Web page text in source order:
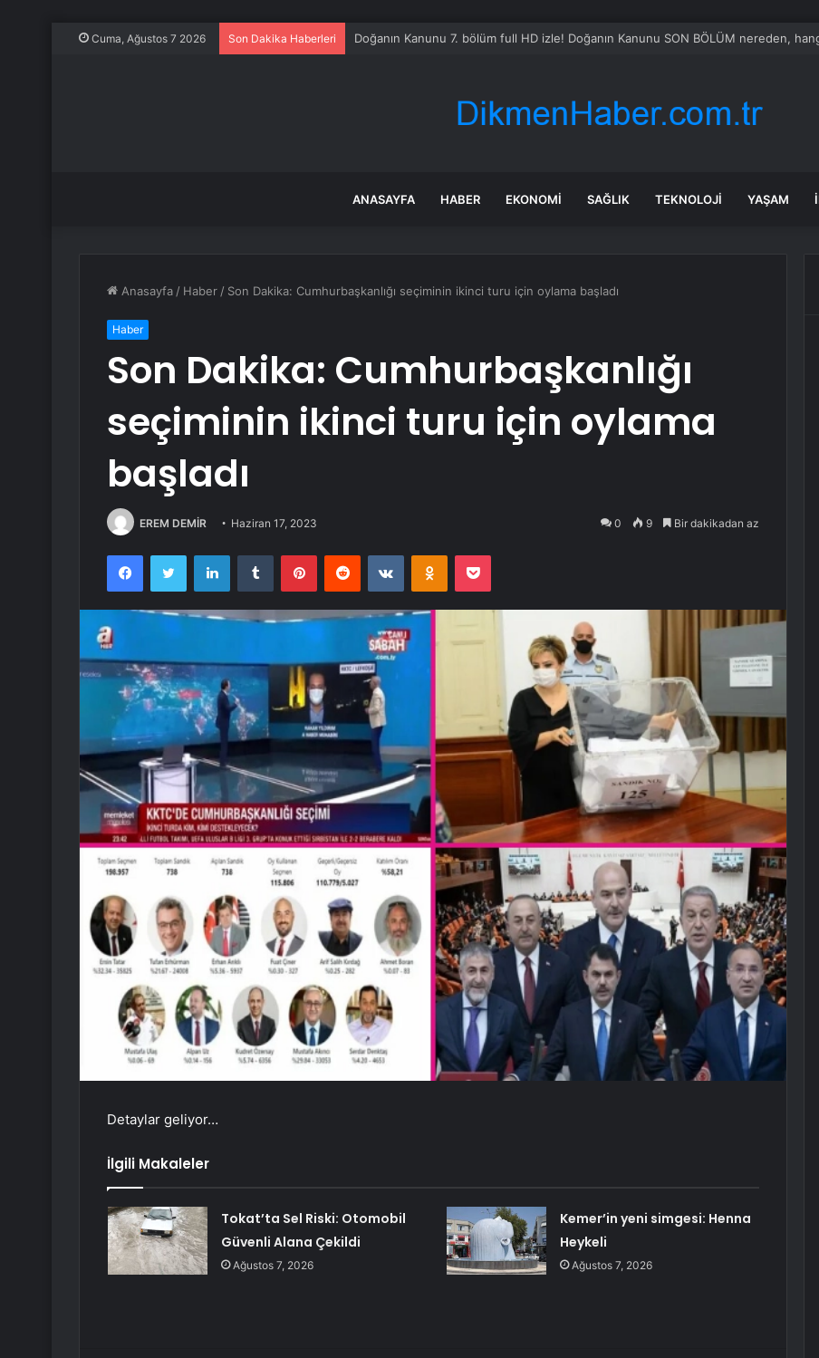
Cuma, Ağustos 7 2026 Son Dakika Haberleri Doğanın Kanunu 7. bölüm full HD izle! Doğanın Kanunu SON BÖLÜM nereden,
ANASAYFA HABER EKONOMI SAĞLIK TEKNOLOJI YAŞAM
Anasayfa / Haber / Son Dakika: Cumhurbaşkanlığı seçiminin ikinci turu için oylama başladı
Haber
Son Dakika: Cumhurbaşkanlığı
seçiminin ikinci turu için oylama
başladı
EREM DEMİR Haziran 17, 2023 0 9 Bir dakikadan az
FacebookTwitter LinkedInTumblr PinterestReddit VKontakteOdnoklassniki
Pocket
Detaylar geliyor…
İlgili Makaleler
Tokat’ta Sel Riski: Otomobil
Güvenli Alana Çekildi
Ağustos 7, 2026
Kemer’in yeni simgesi: Henna
Heykeli
Ağustos 7, 2026